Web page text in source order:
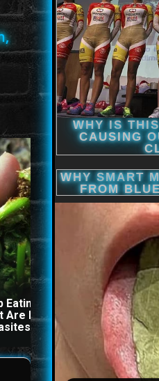
Eating These 3 Foods
Are Known to Cause